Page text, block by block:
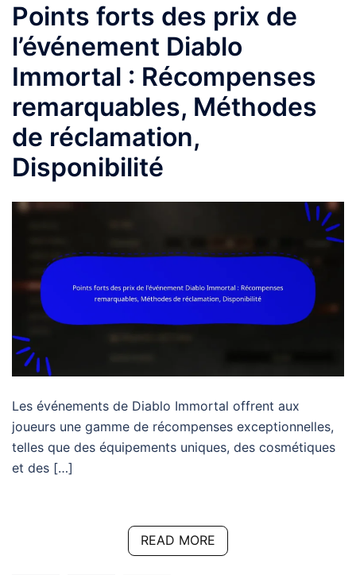
Points forts des prix de
l’événement Diablo
Immortal : Récompenses
remarquables, Méthodes
de réclamation,
Disponibilité
Les événements de Diablo Immortal offrent aux
joueurs une gamme de récompenses exceptionnelles,
telles que des équipements uniques, des cosmétiques
et des […]
READ MORE